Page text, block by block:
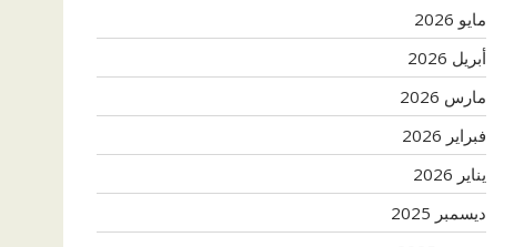
مايو 2026
أبريل 2026
مارس 2026
فبراير 2026
يناير 2026
ديسمبر 2025